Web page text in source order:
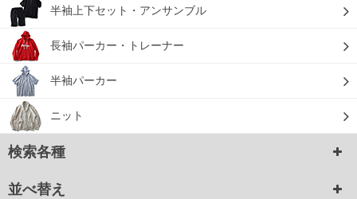
半袖上下セット・アンサンブル
長袖パーカー・トレーナー
半袖パーカー
ニット
検索各種
並べ替え